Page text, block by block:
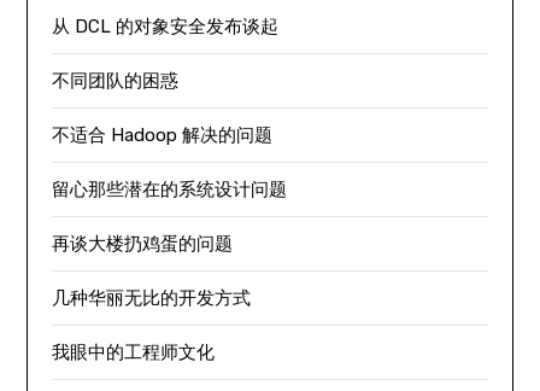
从 DCL 的对象安全发布谈起
不同团队的困惑
不适合 Hadoop 解决的问题
留心那些潜在的系统设计问题
再谈大楼扔鸡蛋的问题
几种华丽无比的开发方式
我眼中的工程师文化